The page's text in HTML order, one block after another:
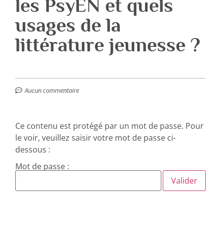
les PsyEN et quels
usages de la
littérature jeunesse ?
Aucun commentaire
Ce contenu est protégé par un mot de passe. Pour
le voir, veuillez saisir votre mot de passe ci-
dessous :
Mot de passe :